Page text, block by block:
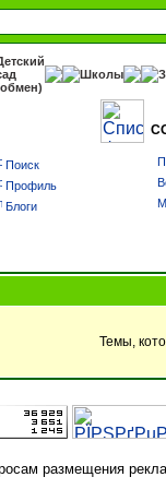
Школы
Поиск
Профиль
Блоги
Темы,
размещения